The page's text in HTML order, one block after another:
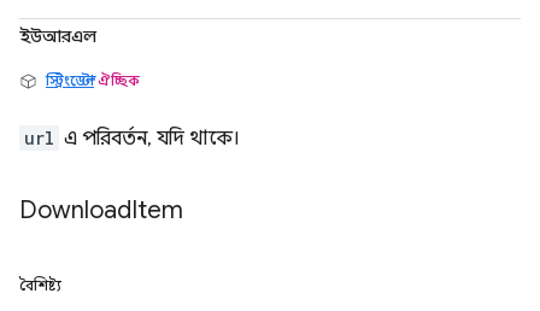
ইউআরএল
স্ট্রিংডেল্টা ঐচ্ছিক
url এ পরিবর্তন, যদি থাকে।
DownloadItem
বৈশিষ্ট্য